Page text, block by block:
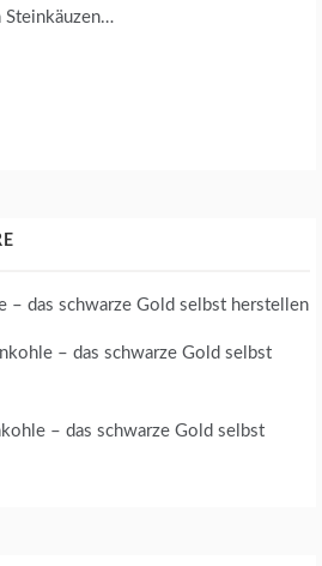
Steinkäuzen…
– das schwarze Gold selbst herstellen
– das schwarze Gold selbst
– das schwarze Gold selbst